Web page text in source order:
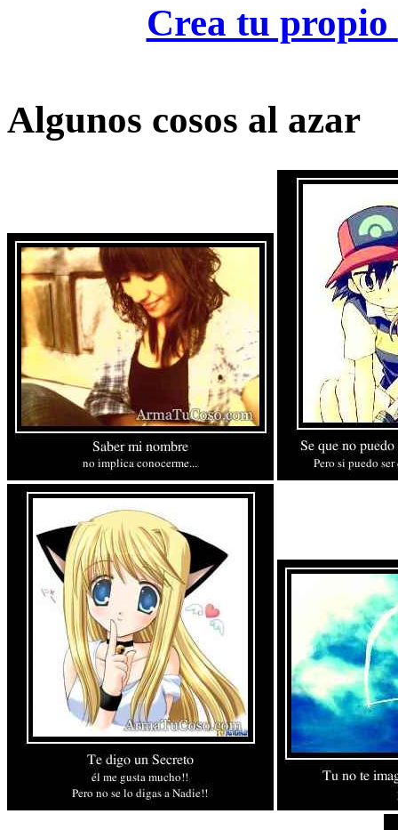
Crea tu propio
Algunos cosos al azar